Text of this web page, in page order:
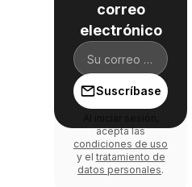
correo
electrónico
Suscríbase
acepta las
condiciones de uso
y el tratamiento de
datos personales.